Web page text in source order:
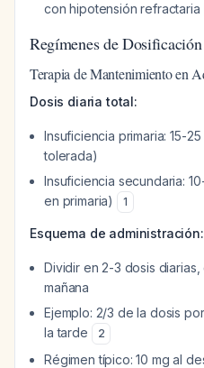
con hipotensión refractaria
Regímenes de Dosificación
Terapia de Mantenimiento en
Dosis diaria total:
Insuficiencia primaria: 15-
tolerada)
Insuficiencia secundaria:
en primaria)
1
Esquema de administración:
Dividir en 2-3 dosis
mañana
Ejemplo: 2/3 de la dosis
la tarde
2
Régimen típico: 10 mg al